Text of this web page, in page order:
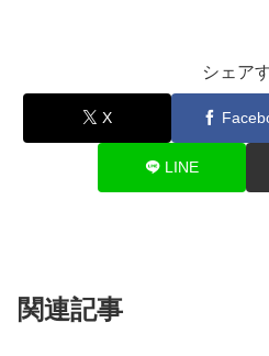
シェア
X
LINE
関連記事